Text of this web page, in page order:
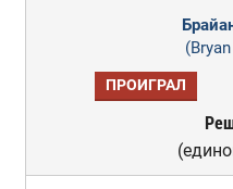
ПРОИГРАЛ